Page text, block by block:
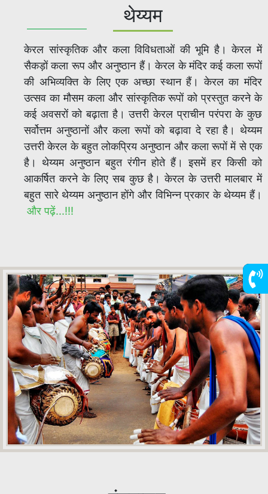
थेय्यम
केरल सांस्कृतिक और कला विविधताओं की भूमि है। केरल में
सैकड़ों कला रूप और अनुष्ठान हैं। केरल के मंदिर कई कला रूपों
की अभिव्यक्ति के लिए एक अच्छा स्थान हैं। केरल का मंदिर
उत्सव का मौसम कला और सांस्कृतिक रूपों को प्रस्तुत करने के
कई अवसरों को बढ़ाता है। उत्तरी केरल प्राचीन परंपरा के कुछ
सर्वोत्तम अनुष्ठानों और कला रूपों को बढ़ावा दे रहा है। थेय्यम
उत्तरी केरल के बहुत लोकप्रिय अनुष्ठान और कला रूपों में से एक
है। थेय्यम अनुष्ठान बहुत रंगीन होते हैं। इसमें हर किसी को
आकर्षित करने के लिए सब कुछ है। केरल के उत्तरी मालबार में
बहुत सारे थेय्यम अनुष्ठान होंगे और विभिन्न प्रकार के थेय्यम हैं।
और पढ़ें...!!!